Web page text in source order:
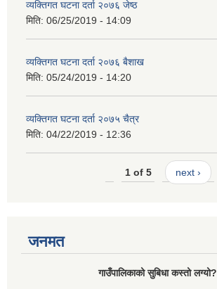
व्यक्तिगत घटना दर्ता २०७६ जेष्ठ
मिति: 06/25/2019 - 14:09
व्यक्तिगत घटना दर्ता २०७६ बैशाख
मिति: 05/24/2019 - 14:20
व्यक्तिगत घटना दर्ता २०७५ चैत्र
मिति: 04/22/2019 - 12:36
1 of 5 next ›
जनमत
गाउँपालिकाको सुबिधा कस्तो लग्यो?